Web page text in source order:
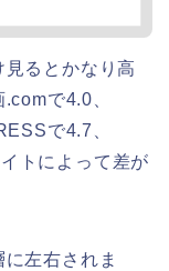
るとかなり高
で4.0、
で4.7、
トによって差が
左右されま